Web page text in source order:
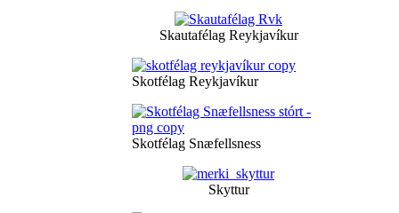
Skautafélag Reykjavíkur
Skotfélag Reykjavíkur
Skotfélag Snæfellsness
Skyttur